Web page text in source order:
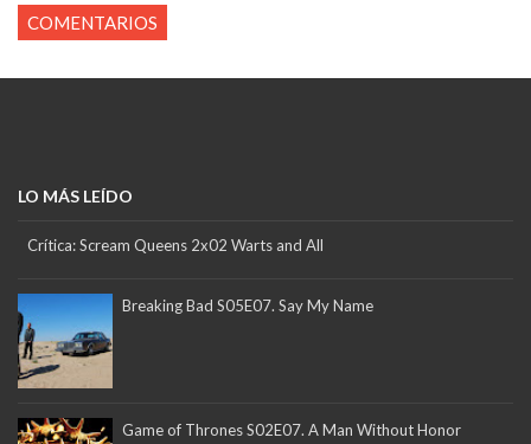
COMENTARIOS
LO MÁS LEÍDO
Crítica: Scream Queens 2x02 Warts and All
Breaking Bad S05E07. Say My Name
Game of Thrones S02E07. A Man Without Honor